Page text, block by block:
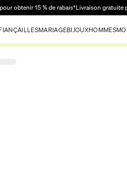
obtenir 15 % de rabais†Livraison gratuite
MARIAGEBIJOUXHOMMES